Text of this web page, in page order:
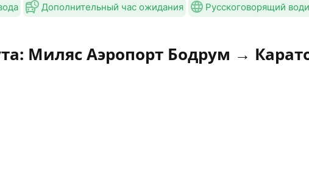
Дополнительный час ожидания Русскоговорящий
Миляс Аэропорт Бодрум →